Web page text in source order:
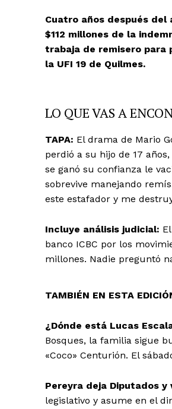
Cuatro años después
$112 millones de la
trabaja de remisero para
la UFI 19 de Quilmes.
LO QUE VAS A
TAPA: El drama de Mario
perdió a su hijo de 17
se ganó su confianza le
sobrevive manejando
este estafador y me
Incluye análisis judicial:
banco ICBC por los
millones. Nadie preguntó
TAMBIÉN EN ESTA
¿Dónde está Lucas
Bosques, la familia sigue
«Coco» Centurión. El
Pereyra deja Diputados y
legislativo y asume en el